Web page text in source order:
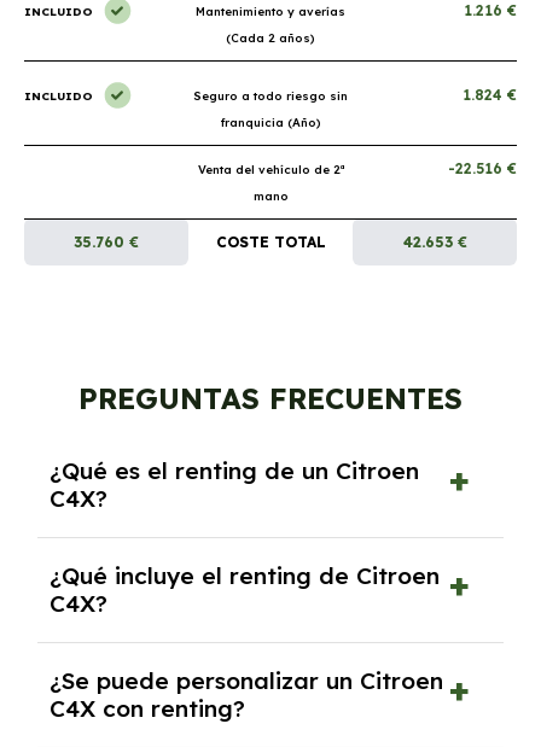
INCLUIDO
Mantenimiento y averías
(Cada 2 años)
1.216 €
INCLUIDO
Seguro a todo riesgo sin
franquicia (Año)
1.824 €
Venta del vehículo de 2ª
mano
-22.516 €
35.760 € COSTE TOTAL 42.653 €
PREGUNTAS FRECUENTES
¿Qué es el renting de un Citroen
C4X?
de alquiler a largo plazo en el que pagas una
cuota mensual fija por el uso del coche
durante un periodo determinado,
generalmente entre 2 y 5 años.
¿Qué incluye el renting de Citroen
C4X?
seguro a todo riesgo, mantenimiento,
reparaciones, impuestos, asistencia en
¿Se puede personalizar un Citroen
C4X con renting?